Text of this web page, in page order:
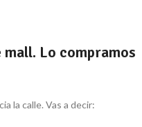
mall. Lo compramos
la calle. Vas a decir: